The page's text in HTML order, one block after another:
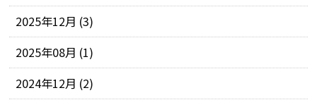
2025年12月 (3)
2025年08月 (1)
2024年12月 (2)